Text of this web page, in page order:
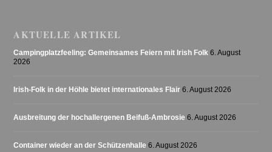
AKTUELLE ARTIKEL
Campingplatzfeeling: Gemeinsames Feiern mit Irish Folk 6. August
2026
Irish-Folk in der Höhle bietet internationales Flair 6. August 2026
Ausbreitung der hochallergenen Beifuß-Ambrosie 6. August 2026
Container wieder an der Schützenhalle 6. August 2026